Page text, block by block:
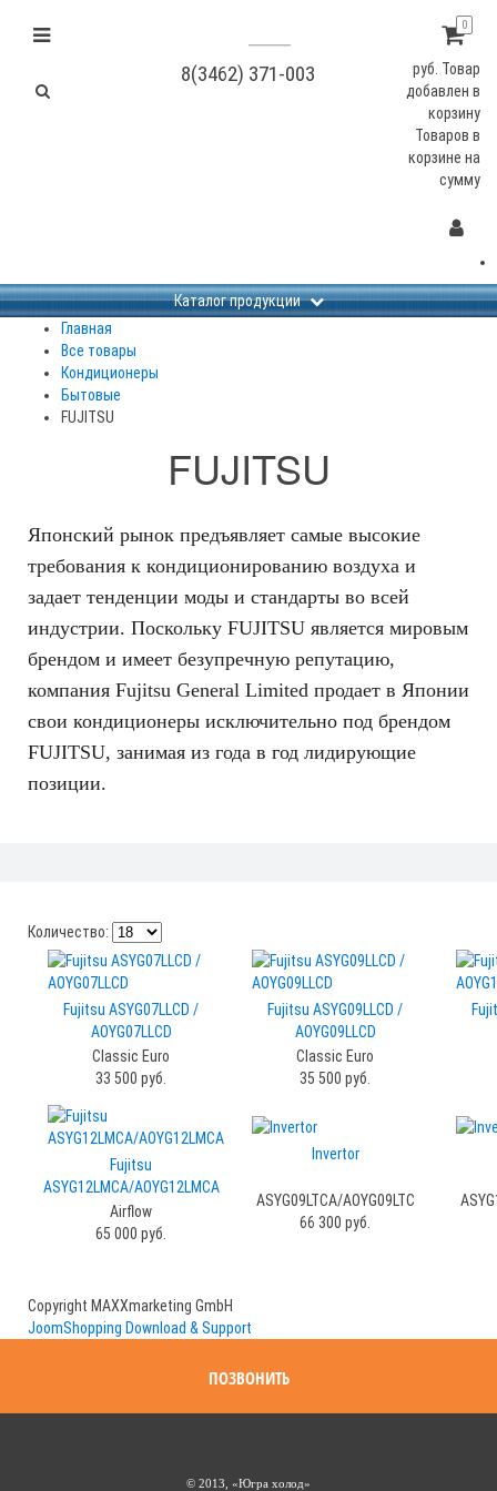
8(3462) 371-003
0
руб. Товар
добавлен в
корзину
Товаров в
корзине на
сумму
Каталог продукции
Главная
Все товары
Кондиционеры
Бытовые
FUJITSU
FUJITSU
Японский рынок предъявляет самые высокие
требования к кондиционированию воздуха и
задает тенденции моды и стандарты во всей
индустрии. Поскольку FUJITSU является мировым
брендом и имеет безупречную репутацию,
компания Fujitsu General Limited продает в Японии
свои кондиционеры исключительно под брендом
FUJITSU, занимая из года в год лидирующие
позиции.
Количество:
Fujitsu ASYG07LLCD /
AOYG07LLCD
Classic Euro
33 500 руб.
Fujitsu ASYG09LLCD /
AOYG09LLCD
Classic Euro
35 500 руб.
Fujitsu
ASYG12LMCA/AOYG12LMCA
Airflow
65 000 руб.
Invertor
ASYG09LTCA/AOYG09LTC
66 300 руб.
Copyright MAXXmarketing GmbH
JoomShopping Download & Support
ПОЗВОНИТЬ
© 2013, «Югра холод»